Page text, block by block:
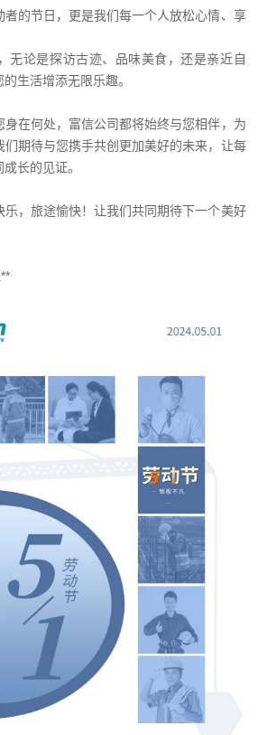
者的节日，更是我们每一个人放松心情、享
无论是探访古迹、品味美食，还是亲近自
生活增添无限乐趣。
在何处，富信公司都将始终与您相伴，为
期待与您携手共创更加美好的未来，让每
长的见证。
，旅途愉快！让我们共同期待下一个美好